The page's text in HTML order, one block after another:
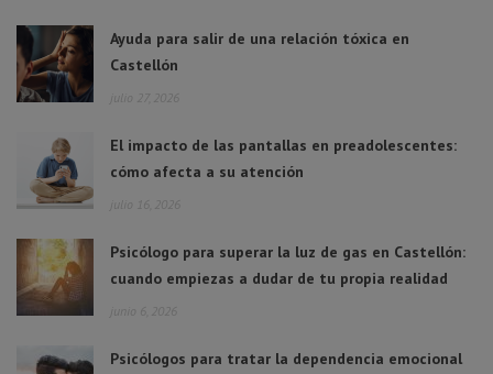
Ayuda para salir de una relación tóxica en
Castellón
julio 27, 2026
El impacto de las pantallas en preadolescentes:
cómo afecta a su atención
julio 16, 2026
Psicólogo para superar la luz de gas en Castellón:
cuando empiezas a dudar de tu propia realidad
junio 6, 2026
Psicólogos para tratar la dependencia emocional